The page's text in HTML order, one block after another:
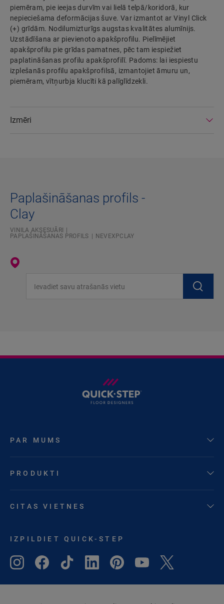
piemēram, pie ieejas durvīm vai lielā telpā/koridorā, kur
nepieciešama deformācijas šuve. Var izmantot ar Vinyl Click
(+) grīdām. Nodilumizturīgs augstas kvalitātes alumīnijs.
Uzstādīšana ar pievienoto apakšprofilu. Pielīmējiet
apakšprofilu pie grīdas pamatnes, pēc tam iespiežiet
paplatināšanas profilu apakšprofilī. Padoms: lai iespiestu
izplešanās profilu apakšprofilsā, izmantojiet āmuru un,
piemēram, vītņurbja klucīti kā palīglīdzekli.
Izmēri
Paplašināšanas profils -
Clay
VINILA AKSESUĀRI
PAPLAŠINĀŠANAS PROFILS
NEVEXPCLAY
PAR MUMS
PRODUKTI
CITAS VIETNES
IZPILDIET QUICK-STEP